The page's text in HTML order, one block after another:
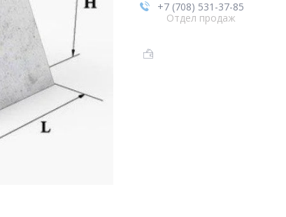
+7 (708) 531-37-85
Отдел продаж